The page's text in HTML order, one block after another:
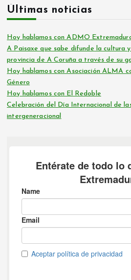
Últimas noticias
Hoy hablamos con ADMO
A Paisaxe que sabe difunde la cultura
provincia de A Coruña a través de su
Hoy hablamos con Asociación ALMA
Género
Hoy hablamos con El Redoble
Celebración del Día Internacional de
intergeneracional